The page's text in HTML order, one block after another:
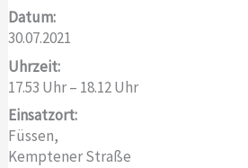
Datum:
30.07.2021
Uhrzeit:
17.53 Uhr – 18.12 Uhr
Einsatzort:
Füssen,
Kemptener Straße